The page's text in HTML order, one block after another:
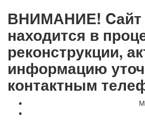
ВНИМАНИЕ! Cайт
находится в
реконструкции,
информацию
контактным